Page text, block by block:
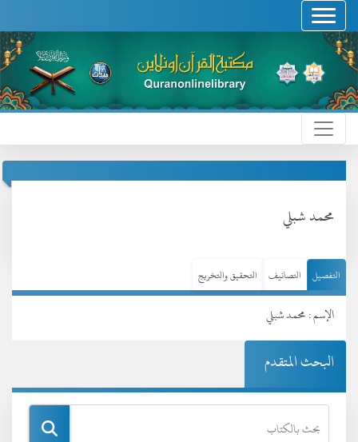
محمد شبلي
التفصيل التصانيف التحقيق والتخريج
الإسم : محمد شبلي
البحث المتقدم